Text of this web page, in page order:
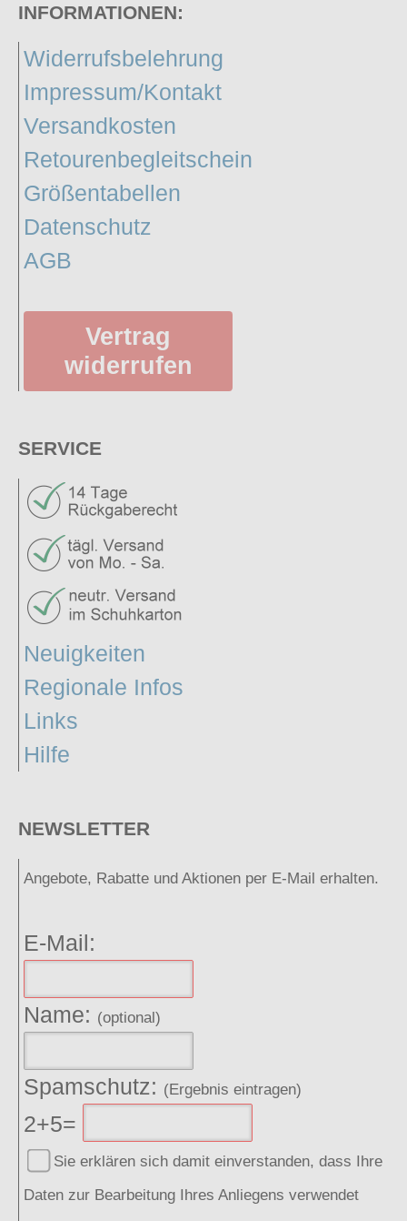
INFORMATIONEN:
Widerrufsbelehrung
Impressum/Kontakt
Versandkosten
Retourenbegleitschein
Größentabellen
Datenschutz
AGB
Vertrag
widerrufen
SERVICE
Neuigkeiten
Regionale Infos
Links
Hilfe
NEWSLETTER
Angebote, Rabatte und Aktionen per E-Mail erhalten.
E-Mail:
Name: (optional)
Spamschutz: (Ergebnis eintragen)
2+5=
Sie erklären sich damit einverstanden, dass Ihre
Daten zur Bearbeitung Ihres Anliegens verwendet